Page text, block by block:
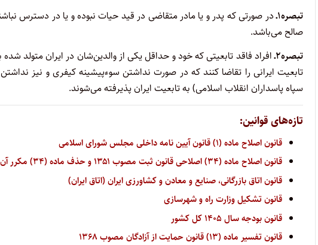
تبصره۱ـ در صورتی که پدر و یا مادر متقاضی در قید حیات نبوده و یا در دسترس
صالح می‌باشد.
تبصره۲ـ افراد فاقد تابعیتی که خود و حداقل یکی از والدین‌شان در ایران
تابعیت ایرانی را تقاضا کنند که در صورت نداشتن سوءپیشینه کیفری و نیز
سپاه پاسداران انقلاب اسلامی) به تابعیت ایران پذیرفته می‌شوند.
تازه‌های قوانین:
قانون اصلاح ماده (۱) قانون آیین نامه داخلی مجلس شورای اسلامی
قانون اصلاح ماده (۳۴) اصلاحی قانون ثبت مصوب ۱۳۵۱ و حذف ماده (۳۴) مکرر آن
قانون اتاق بازرگانی، صنایع و معادن و کشاورزی ایران (اتاق ایران)
قانون تشکیل وزارت راه و شهرسازی
قانون بودجه سال ۱۴۰۵ کل کشور
قانون تفسیر ماده (۱۳) قانون حمایت از آزادگان مصوب ۱۳۶۸